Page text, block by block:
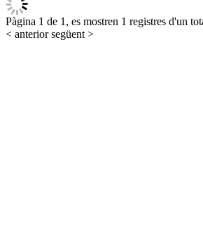
Pàgina 1 de 1, es mostren 1 registres d'un
< anteriorsegüent >